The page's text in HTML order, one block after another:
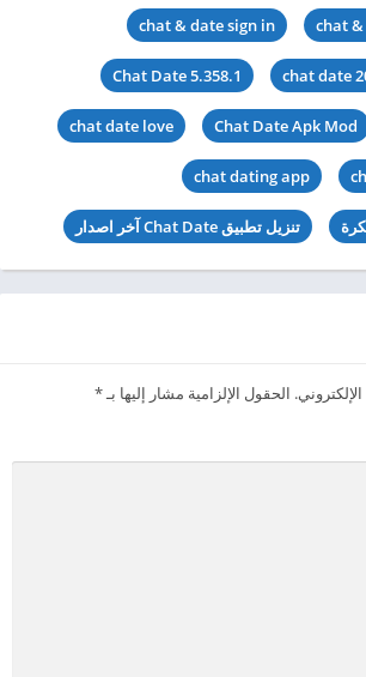
chat
chat & date sign in
chat date
Chat Date 5.358.1
Chat Date Apk Mod
chat date love
chat dating app
تنزيل تطبيق Chat Date آخر اصدار
الحقول الإلزامية مشار إليها بـ*